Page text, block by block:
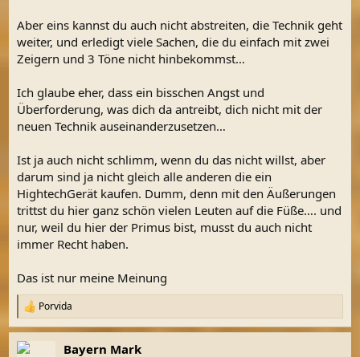
Ich gebe dir ja in einigen punkten recht , aber wie ich schon
einmal geschrieben habe bin ich nicht nur 2 oder 3 stunden im
passieren dass wir 4 tage am stück im wald sind . Und wo bitte
findest du dort eine steckdose . Ich habe immer ( !!! )
ersatzbatterien dabei , und sollte ich sie mal vergessen was sehr
unwahrscheinlich ist , dann hat alex ein paar päckchen im
Was stefan betrifft , so gebe ich dir auch recht mit der
objektivität aber das wars dann auch schon . Ich mag einfach
diesen mediashop unterton nicht .
Aber wie bei dir , ist das auch nur meine ehrliche meinung .
Aber eins kannst du auch nicht abstreiten, die Technik geht
weiter, und erledigt viele Sachen, die du einfach mit zwei
Zeigern und 3 Töne nicht hinbekommst…
Ich glaube eher, dass ein bisschen Angst und
Überforderung, was dich da antreibt, dich nicht mit der
neuen Technik auseinanderzusetzen…
Ist ja auch nicht schlimm, wenn du das nicht willst, aber
darum sind ja nicht gleich alle anderen die ein
HightechGerät kaufen. Dumm, denn mit den Äußerungen
trittst du hier ganz schön vielen Leuten auf die Füße…. und
nur, weil du hier der Primus bist, musst du auch nicht
immer Recht haben.
Das ist nur meine Meinung
R
e
a
k
Porvida
Bayern Mark